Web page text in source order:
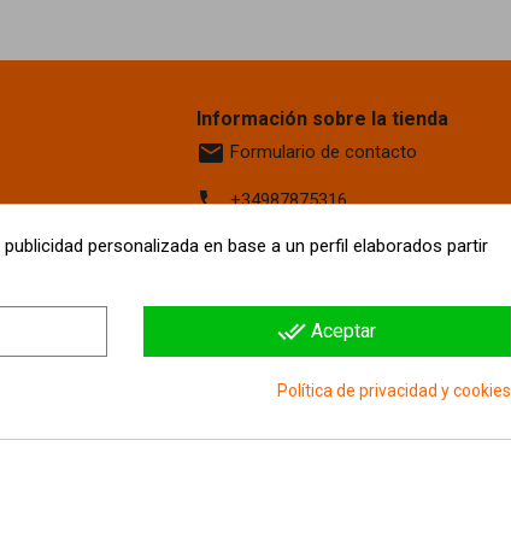
Información sobre la tienda
email Formulario de contacto
phone+34987875316
location_on Calle La Fontanilla, 6
personalizada en base a un perfil elaborados partir
done_all Aceptar
Política de privacidad y cookies